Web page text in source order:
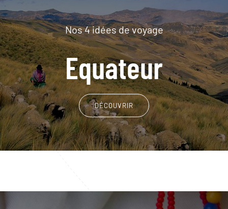
Nos 4 idées de voyage
Equateur
DÉCOUVRIR